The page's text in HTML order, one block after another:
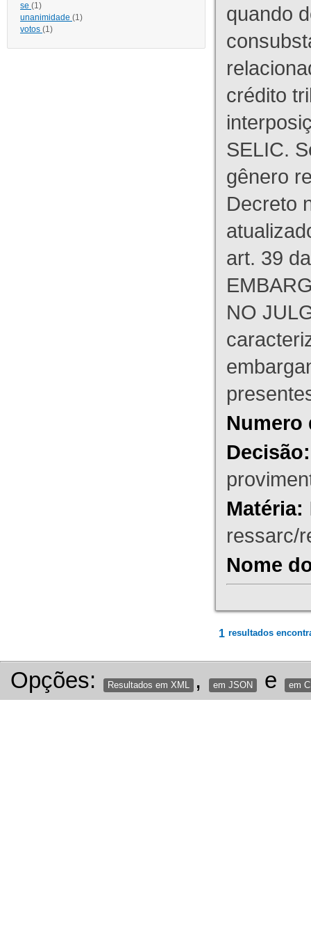
se (1)
unanimidade (1)
votos (1)
quando
crédito
SELIC.
gênero
Decreto
art. 39
NO
Numero
Decisão:
Matéria:
ressarc/
Nome
1 resultados
Opções: Resultados em XML , em JSON e em